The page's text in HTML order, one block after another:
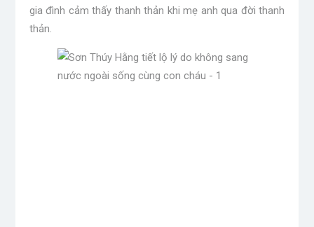
gia đình cảm thấy thanh thản khi mẹ anh qua đời thanh
thản.